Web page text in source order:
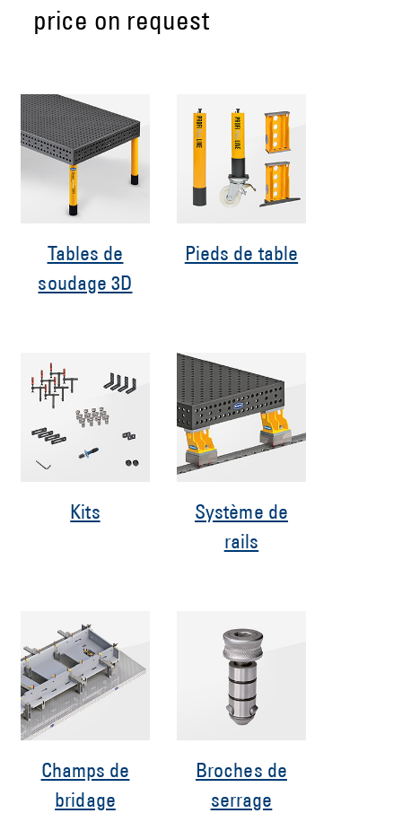
price on request
Tables de
soudage 3D
Pieds de table
Kits
Système de
rails
Champs de
bridage
Broches de
serrage